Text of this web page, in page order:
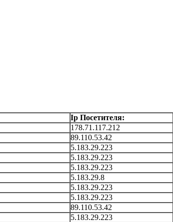
Ip Посетителя:
178.71.117.212
89.110.53.42
5.183.29.223
5.183.29.223
5.183.29.223
5.183.29.8
5.183.29.223
5.183.29.223
89.110.53.42
5.183.29.223